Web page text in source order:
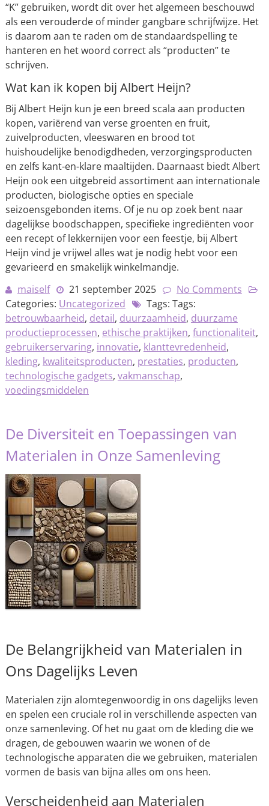
“K” gebruiken, wordt dit over het algemeen beschouwd
als een verouderde of minder gangbare schrijfwijze. Het
is daarom aan te raden om de standaardspelling te
hanteren en het woord correct als “producten” te
schrijven.
Wat kan ik kopen bij Albert Heijn?
Bij Albert Heijn kun je een breed scala aan producten
kopen, variërend van verse groenten en fruit,
zuivelproducten, vleeswaren en brood tot
huishoudelijke benodigdheden, verzorgingsproducten
en zelfs kant-en-klare maaltijden. Daarnaast biedt Albert
Heijn ook een uitgebreid assortiment aan internationale
producten, biologische opties en speciale
seizoensgebonden items. Of je nu op zoek bent naar
dagelijkse boodschappen, specifieke ingrediënten voor
een recept of lekkernijen voor een feestje, bij Albert
Heijn vind je vrijwel alles wat je nodig hebt voor een
gevarieerd en smakelijk winkelmandje.
maiself
21 september 2025
No Comments
Categories: Uncategorized
Tags: Tags:
betrouwbaarheid, detail, duurzaamheid, duurzame
productieprocessen, ethische praktijken, functionaliteit,
gebruikerservaring, innovatie, klanttevredenheid,
kleding, kwaliteitsproducten, prestaties, producten,
technologische gadgets, vakmanschap,
voedingsmiddelen
De Diversiteit en Toepassingen van
Materialen in Onze Samenleving
De Belangrijkheid van Materialen in
Ons Dagelijks Leven
Materialen zijn alomtegenwoordig in ons dagelijks leven
en spelen een cruciale rol in verschillende aspecten van
onze samenleving. Of het nu gaat om de kleding die we
dragen, de gebouwen waarin we wonen of de
technologische apparaten die we gebruiken, materialen
vormen de basis van bijna alles om ons heen.
Verscheidenheid aan Materialen